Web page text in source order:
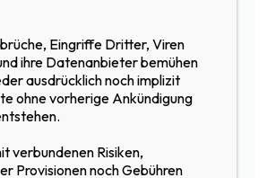
K
Eingriffe Dritter, Viren
ihre Datenanbieter bemühen
ausdrücklich noch implizit
ohne vorherige Ankündigung
verbundenen Risiken,
Provisionen noch Gebühren